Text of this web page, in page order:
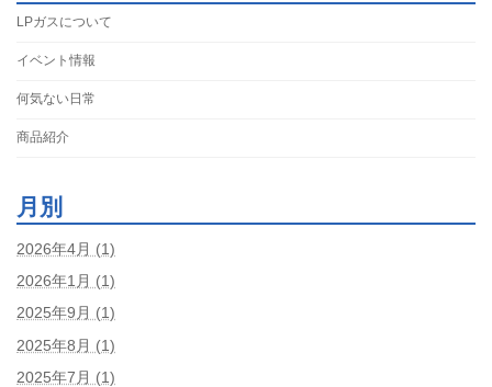
LPガスについて
イベント情報
何気ない日常
商品紹介
月別
2026年4月 (1)
2026年1月 (1)
2025年9月 (1)
2025年8月 (1)
2025年7月 (1)